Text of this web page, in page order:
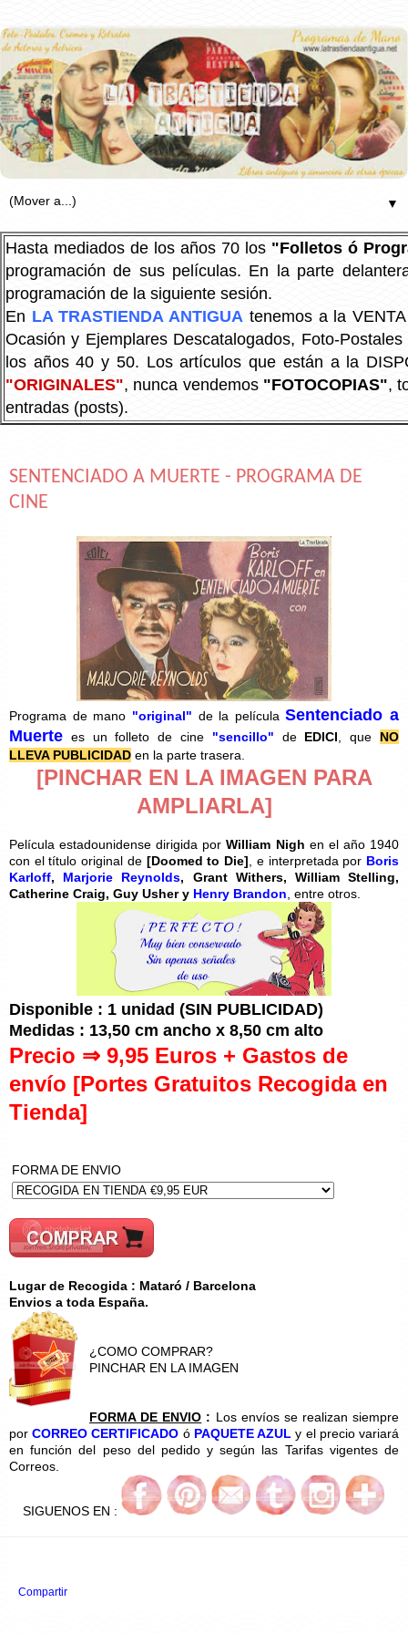
▼
Hasta mediados de los años 70 los "Folletos ó
programación de sus películas. En la parte
programación de la siguiente sesión.
En LA TRASTIENDA ANTIGUA tenemos a la
Ocasión y Ejemplares Descatalogados, Foto-
los años 40 y 50. Los artículos que están a la
"ORIGINALES", nunca vendemos "FOTOCOPIAS",
entradas (posts).
SENTENCIADO A MUERTE - PROGRAMA DE
CINE
Programa de mano "original" de la películaSentenciado a
Muerte es un folleto de cine "sencillo" de EDICI , que
NO
LLEVA PUBLICIDAD en la parte trasera.
[PINCHAR EN LA IMAGEN PARA
AMPLIARLA]
Película estadounidense dirigida porWilliam Nigh en el año 1940
con el título original de [Doomed to Die] , e interpretada por Boris
Karloff, Marjorie Reynolds, Grant Withers, William Stelling,
Catherine Craig, Guy Usher y Henry Brandon , entre otros.
Disponible : 1 unidad (SIN PUBLICIDAD)
Medidas : 13,50 cm ancho x 8,50 cm alto
Precio ⇒ 9,95 Euros + Gastos de
envío [Portes Gratuitos Recogida en
Tienda]
FORMA DE ENVIO
Lugar de Recogida : Mataró / Barcelona
Envios a toda España.
¿COMO COMPRAR?
PINCHAR EN LA IMAGEN
FORMA DE ENVIO : Los envíos se realizan siempre
porCORREO CERTIFICADO ó PAQUETE AZUL y el precio variará
en función del peso del pedido y según las Tarifas vigentes de
Correos.
SIGUENOS EN :
Compartir